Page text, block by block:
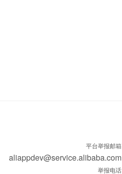
平台举报邮箱
aliappdev@service.alibaba.com
举报电话